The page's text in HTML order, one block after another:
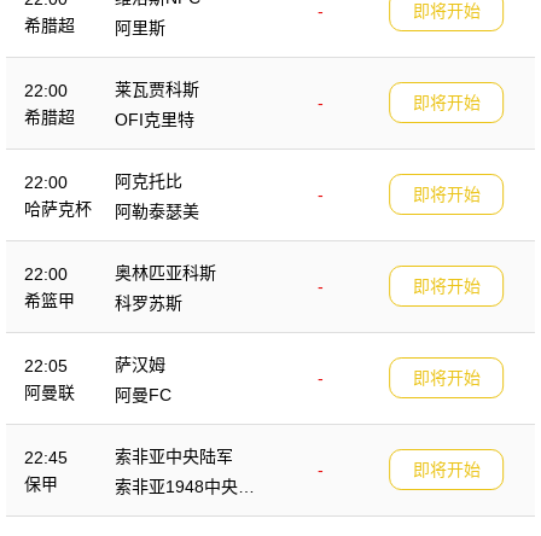
希腊超
-
阿里斯
即将开始
22:00
希腊超
莱瓦贾科斯
-
OFI克里特
即将开始
22:00
哈萨克杯
阿克托比
-
阿勒泰瑟美
即将开始
22:00
希篮甲
奥林匹亚科斯
-
科罗苏斯
即将开始
22:05
阿曼联
萨汉姆
-
阿曼FC
即将开始
22:45
保甲
索非亚中央陆军
-
索非亚1948中央陆
军
即将开始